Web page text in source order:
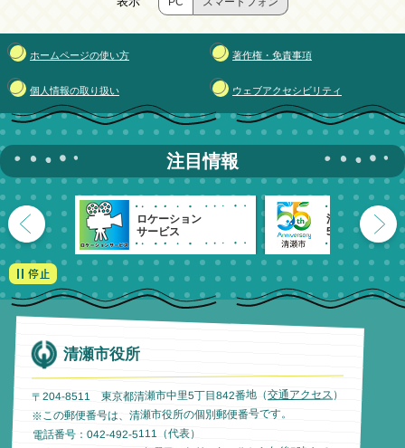
ホームページの使い方 著作権・免責事項
個人情報の取り扱い ウェブアクセシビリティ
注目情報
ロケーション
サービス
清瀬市
55周年記念
清瀬市役所
〒204-8511 東京都清瀬市中里5丁目842番地（交通アクセス ）
※この郵便番号は、清瀬市役所の個別郵便番号です。
電話番号：042-492-5111（代表）